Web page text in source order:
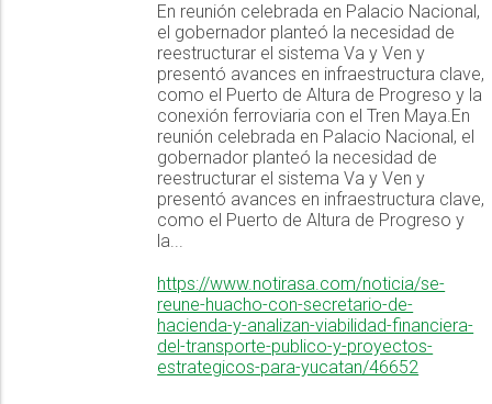
En reunión celebrada en Palacio Nacional,
el gobernador planteó la necesidad de
reestructurar el sistema Va y Ven y
presentó avances en infraestructura clave,
como el Puerto de Altura de Progreso y la
conexión ferroviaria con el Tren Maya.En
reunión celebrada en Palacio Nacional, el
gobernador planteó la necesidad de
reestructurar el sistema Va y Ven y
presentó avances en infraestructura clave,
como el Puerto de Altura de Progreso y
la...
https://www.notirasa.com/noticia/se-
reune-huacho-con-secretario-de-
hacienda-y-analizan-viabilidad-financiera-
del-transporte-publico-y-proyectos-
estrategicos-para-yucatan/46652